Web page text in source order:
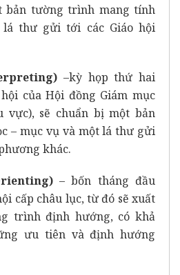
bản tường trình mang tính
thư gửi tới các Giáo hội
–kỳ họp thứ hai
của Hội đồng Giám mục
vực), sẽ chuẩn bị một bản
– mục vụ và một lá thư gửi
khác.
– bốn tháng đầu
cấp châu lục, từ đó sẽ xuất
trình định hướng, có khả
ưu tiên và định hướng